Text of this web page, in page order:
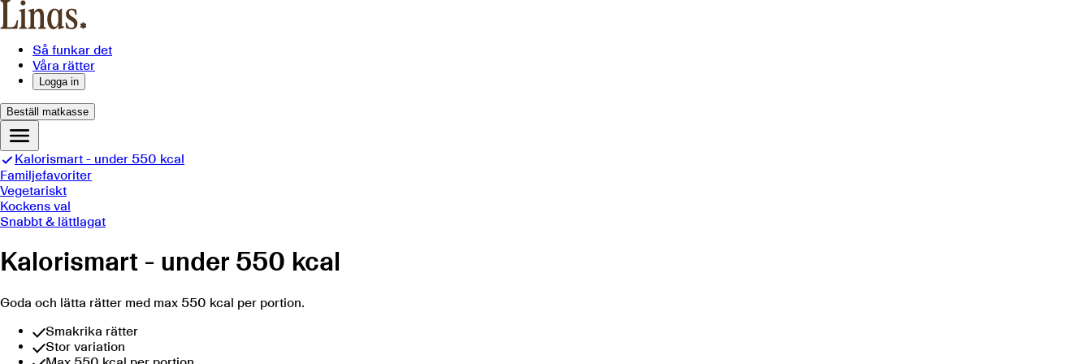
Så funkar det
Våra rätter
Logga in
Beställ matkasse
Kalorismart - under 550 kcal
Familjefavoriter
Vegetariskt
Kockens val
Snabbt & lättlagat
Kalorismart - under 550 kcal
Goda och lätta rätter med max 550 kcal per portion.
Smakrika rätter
Stor variation